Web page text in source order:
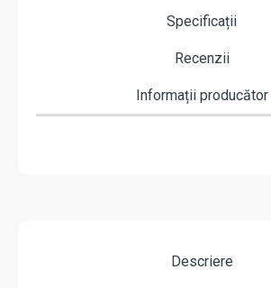
Specificații
Recenzii
Informații producător
Descriere